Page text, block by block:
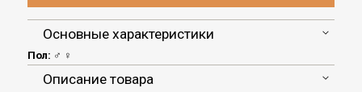
Основные характеристики
Пол: ♂ ♀
Описание товара